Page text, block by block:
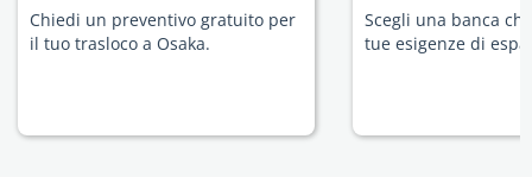
Chiedi un preventivo gratuito per
il tuo trasloco a Osaka.
Scegli una banca
tue esigenze di